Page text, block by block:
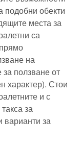
подобни обекти
места за
са
на
ползване от
характер). Стои
и с
за
варианти за